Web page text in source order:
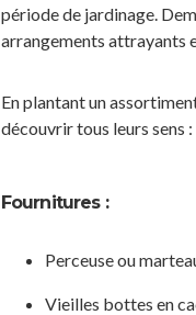
période de jardinage.
arrangements attrayants
En plantant un
découvrir tous leurs sens :
Fournitures :
Perceuse ou
Vieilles bottes en